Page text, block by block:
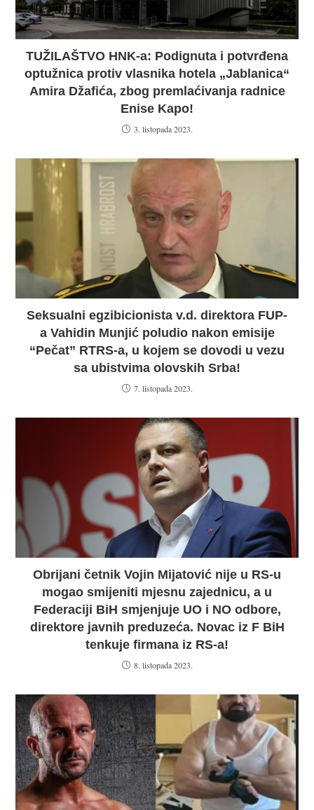
TUŽILAŠTVO HNK-a: Podignuta i potvrđena
optužnica protiv vlasnika hotela „Jablanica“
Amira Džafića, zbog premlaćivanja radnice
Enise Kapo!
3. listopada 2023.
Seksualni egzibicionista v.d. direktora FUP-
a Vahidin Munjić poludio nakon emisije
“Pečat” RTRS-a, u kojem se dovodi u vezu
sa ubistvima olovskih Srba!
7. listopada 2023.
Obrijani četnik Vojin Mijatović nije u RS-u
mogao smijeniti mjesnu zajednicu, a u
Federaciji BiH smjenjuje UO i NO odbore,
direktore javnih preduzeća. Novac iz F BiH
tenkuje firmana iz RS-a!
8. listopada 2023.